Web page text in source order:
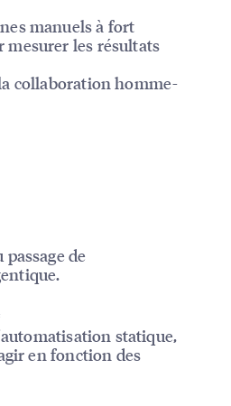
manuels à fort
mesurer les résultats
collaboration homme-
de
statique,
en fonction des